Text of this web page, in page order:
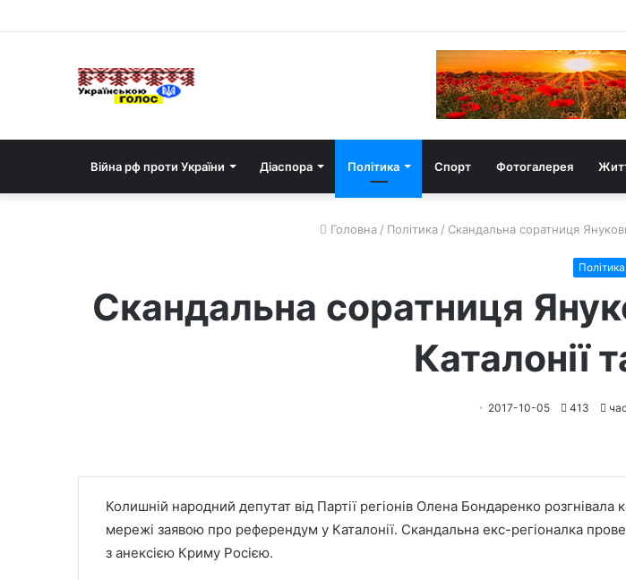
Війна рф проти України Діаспора Політика Спорт Фотогалерея
Головна / Політика / Скандальна соратниця
Політика
Скандальна соратниця
Каталонії
2017-10-05 413
Колишній народний депутат від Партії регіонів Олена Бондаренко розгнівала
мережі заявою про референдум у Каталонії. Скандальна екс-регіоналка
з анексією Криму Росією.